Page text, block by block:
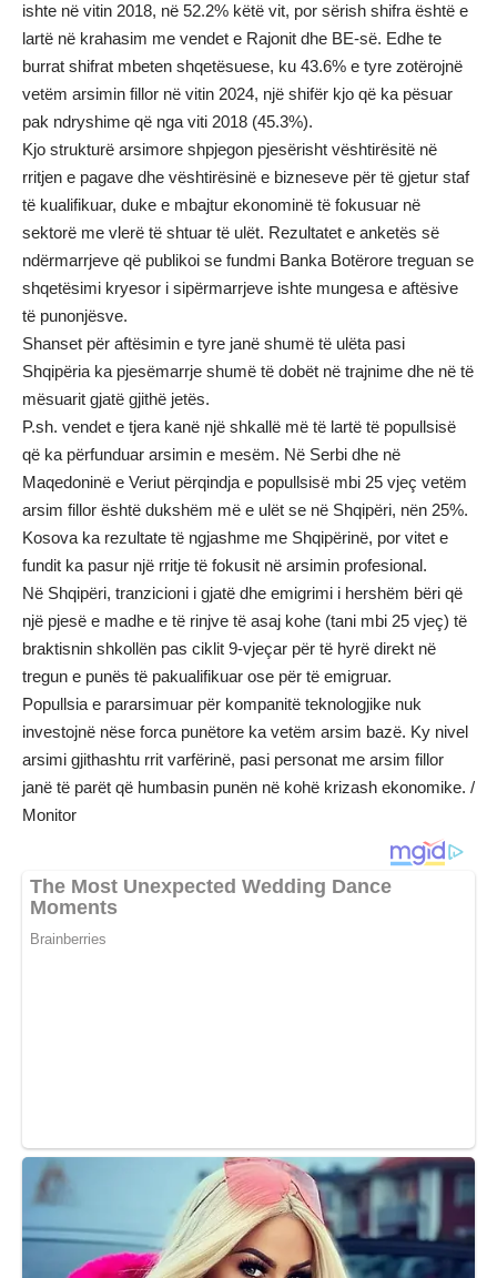
ishte në vitin 2018, në 52.2% këtë vit, por sërish shifra është e
lartë në krahasim me vendet e Rajonit dhe BE-së. Edhe te
burrat shifrat mbeten shqetësuese, ku 43.6% e tyre zotërojnë
vetëm arsimin fillor në vitin 2024, një shifër kjo që ka pësuar
pak ndryshime që nga viti 2018 (45.3%).
Kjo strukturë arsimore shpjegon pjesërisht vështirësitë në
rritjen e pagave dhe vështirësinë e bizneseve për të gjetur staf
të kualifikuar, duke e mbajtur ekonominë të fokusuar në
sektorë me vlerë të shtuar të ulët. Rezultatet e anketës së
ndërmarrjeve që publikoi se fundmi Banka Botërore treguan se
shqetësimi kryesor i sipërmarrjeve ishte mungesa e aftësive
të punonjësve.
Shanset për aftësimin e tyre janë shumë të ulëta pasi
Shqipëria ka pjesëmarrje shumë të dobët në trajnime dhe në të
mësuarit gjatë gjithë jetës.
P.sh. vendet e tjera kanë një shkallë më të lartë të popullsisë
që ka përfunduar arsimin e mesëm. Në Serbi dhe në
Maqedoninë e Veriut përqindja e popullsisë mbi 25 vjeç vetëm
arsim fillor është dukshëm më e ulët se në Shqipëri, nën 25%.
Kosova ka rezultate të ngjashme me Shqipërinë, por vitet e
fundit ka pasur një rritje të fokusit në arsimin profesional.
Në Shqipëri, tranzicioni i gjatë dhe emigrimi i hershëm bëri që
një pjesë e madhe e të rinjve të asaj kohe (tani mbi 25 vjeç) të
braktisnin shkollën pas ciklit 9-vjeçar për të hyrë direkt në
tregun e punës të pakualifikuar ose për të emigruar.
Popullsia e pararsimuar për kompanitë teknologjike nuk
investojnë nëse forca punëtore ka vetëm arsim bazë. Ky nivel
arsimi gjithashtu rrit varfërinë, pasi personat me arsim fillor
janë të parët që humbasin punën në kohë krizash ekonomike. /
Monitor